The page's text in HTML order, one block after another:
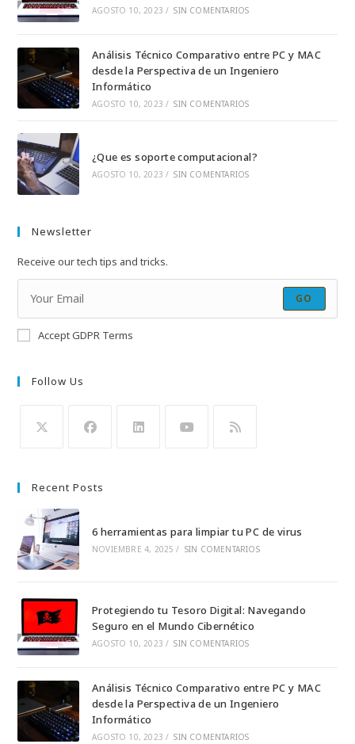
AGOSTO 10, 2023 / SIN COMENTARIOS
Análisis Técnico Comparativo entre PC y MAC
desde la Perspectiva de un Ingeniero
Informático
AGOSTO 10, 2023 / SIN COMENTARIOS
¿Que es soporte computacional?
AGOSTO 10, 2023 / SIN COMENTARIOS
Newsletter
Receive our tech tips and tricks.
GO
Accept GDPR Terms
Follow Us
en
una
nueva
pestaña
una
nueva
pestaña
nueva
pestaña
nueva
pestaña
nueva
pestaña
Recent Posts
6 herramientas para limpiar tu PC de virus
NOVIEMBRE 4, 2025 / SIN COMENTARIOS
Protegiendo tu Tesoro Digital: Navegando
Seguro en el Mundo Cibernético
AGOSTO 10, 2023 / SIN COMENTARIOS
Análisis Técnico Comparativo entre PC y MAC
desde la Perspectiva de un Ingeniero
Informático
AGOSTO 10, 2023 / SIN COMENTARIOS